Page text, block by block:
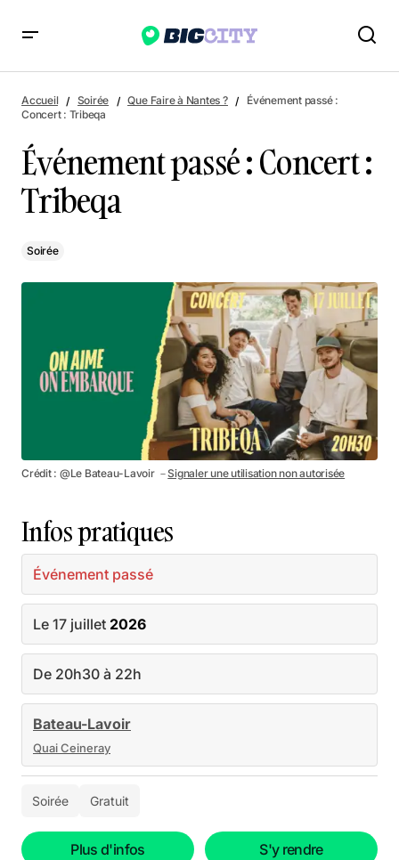
Événement passé : Concert : Tribeqa
Accueil Soirée Que Faire à Nantes ?
Événement passé :
Concert : Tribeqa
Événement passé : Concert :
Tribeqa
Soirée
Crédit : @Le Bateau-Lavoir －Signaler une utilisation non autorisée
Infos pratiques
Événement passé
Le 17 juillet 2026
De 20h30 à 22h
Bateau-Lavoir
Quai Ceineray
Soirée Gratuit
Plus d'infos S'y rendre